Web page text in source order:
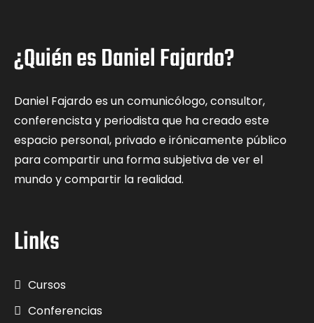
¿Quién es Daniel Fajardo?
Daniel Fajardo es un comunicólogo, consultor,
conferencista y periodista que ha creado este
espacio personal, privado e irónicamente público
para compartir una forma subjetiva de ver el
mundo y compartir la realidad.
Links
Cursos
Conferencias